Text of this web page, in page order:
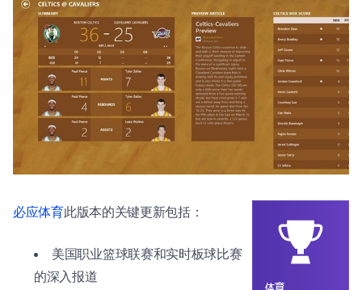
必应体育此版本的关键更新包括：
美国职业篮球联赛和实时板球比赛
的深入报道